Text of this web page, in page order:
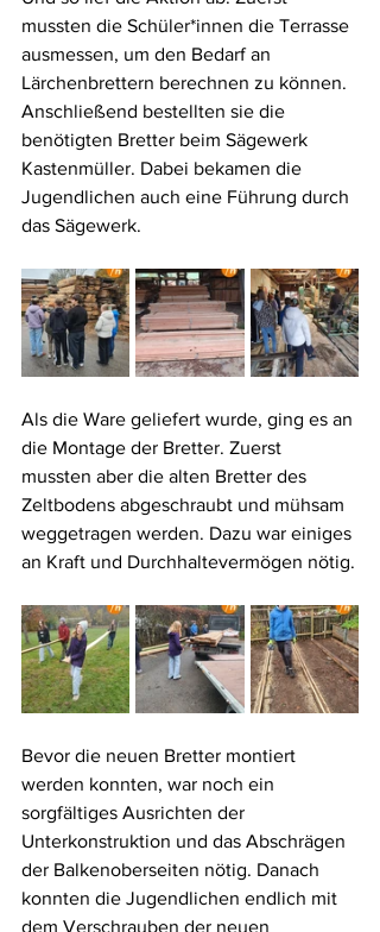
mussten die Schüler*innen die Terrasse
ausmessen, um den Bedarf an
Lärchenbrettern berechnen zu können.
Anschließend bestellten sie die
benötigten Bretter beim Sägewerk
Kastenmüller. Dabei bekamen die
Jugendlichen auch eine Führung durch
das Sägewerk.
Als die Ware geliefert wurde, ging es an
die Montage der Bretter. Zuerst
mussten aber die alten Bretter des
Zeltbodens abgeschraubt und mühsam
weggetragen werden. Dazu war einiges
an Kraft und Durchhaltevermögen nötig.
Bevor die neuen Bretter montiert
werden konnten, war noch ein
sorgfältiges Ausrichten der
Unterkonstruktion und das Abschrägen
der Balkenoberseiten nötig. Danach
konnten die Jugendlichen endlich mit
dem Verschrauben der neuen